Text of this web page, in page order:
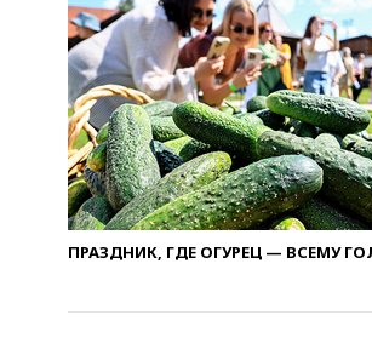
ПРАЗДНИК, ГДЕ ОГУРЕЦ — ВСЕМУ